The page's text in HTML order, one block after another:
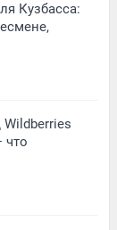
Кузбасса:
что